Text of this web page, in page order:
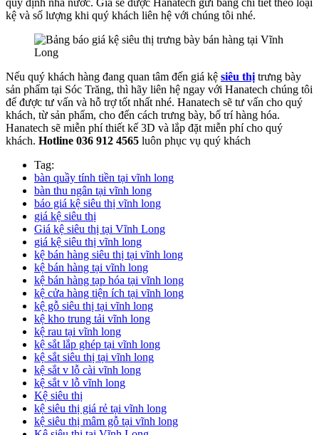
quy định nhà nước. Giá sẽ được Hanatech gửi bảng chi tiết theo loại
kệ và số lượng khi quý khách liên hệ với chúng tôi nhé.
Nếu quý khách hàng đang quan tâm đến giá kệ siêu thị trưng bày
sản phẩm tại Sóc Trăng, thì hãy liên hệ ngay với Hanatech chúng tôi
để được tư vấn và hỗ trợ tốt nhất nhé. Hanatech sẽ tư vấn cho quý
khách, từ sản phẩm, cho đến cách trưng bày, bố trí hàng hóa.
Hanatech sẽ miễn phí thiết kế 3D và lắp đặt miễn phí cho quý
khách. Hotline 036 912 4565 luôn phục vụ quý khách
Tag:
bàn quầy tính tiền tại vĩnh long
bàn thu ngân tại vĩnh long
báo giá kệ siêu thị vĩnh long
giá kệ siêu thị
Giá kệ siêu thị tại Vĩnh Long
giá kệ siêu thị vĩnh long
kệ bán hàng siêu thị tại vĩnh long
kệ bán hàng tại vĩnh long
kệ bán hàng tạp hóa tại vĩnh long
kệ cửa hàng tiện ích tại vĩnh long
kệ gỗ siêu thị tại vĩnh long
kệ kho trung tải vĩnh long
kệ rau tại vĩnh long
kệ sắt lắp ghép tại vĩnh long
kệ sắt siêu thị tại vĩnh long
kệ sắt v lỗ cài vĩnh long
kệ sắt v lỗ vĩnh long
Kệ siêu thị
kệ siêu thị giá rẻ tại vĩnh long
kệ siêu thị mâm gỗ tại vĩnh long